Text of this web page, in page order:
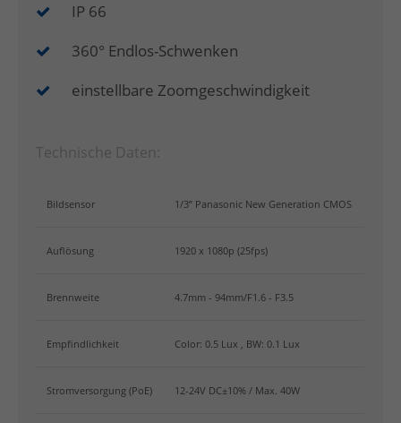
IP 66
360° Endlos-Schwenken
einstellbare Zoomgeschwindigkeit
Technische Daten:
Bildsensor 1/3” Panasonic New Generation CMOS
Auflösung 1920 x 1080p (25fps)
Brennweite 4.7mm - 94mm/F1.6 - F3.5
Empfindlichkeit Color: 0.5 Lux , BW: 0.1 Lux
Stromversorgung (PoE) 12-24V DC±10% / Max. 40W